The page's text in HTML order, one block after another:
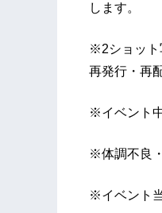
します。
※2ショット
再発行・再
※イベント
※体調不良
※イベント